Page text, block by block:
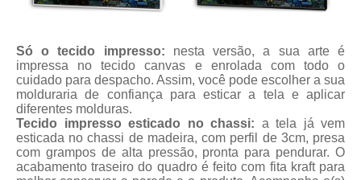
Só o tecido impresso: nesta versão, a sua arte é
impressa no tecido canvas e enrolada com todo o
cuidado para despacho. Assim, você pode escolher a sua
molduraria de confiança para esticar a tela e aplicar
diferentes molduras.
Tecido impresso esticado no chassi: a tela já vem
esticada no chassi de madeira, com perfil de 3cm, presa
com grampos de alta pressão, pronta para pendurar. O
acabamento traseiro do quadro é feito com fita kraft para